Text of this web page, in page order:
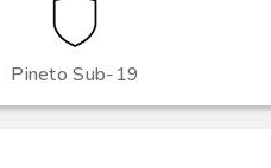
Pineto Sub-19